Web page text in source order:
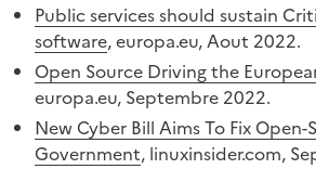
Public services should sustain
software, europa.eu, Aout 2022.
Open Source Driving the
europa.eu, Septembre 2022.
New Cyber Bill Aims To Fix
Government, linuxinsider.com,